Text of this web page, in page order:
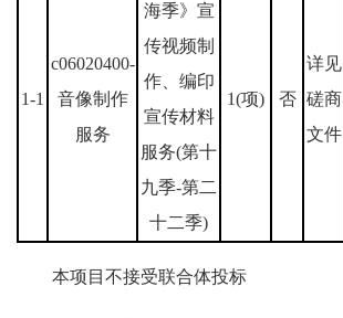
1-1
c06020400-
音像制作
服务
海季》宣
传视频制
作、编印
宣传材料
服务(第十
九季-第二
十二季)
1(项) 否
详见
磋商
文件
本项目不接受联合体投标